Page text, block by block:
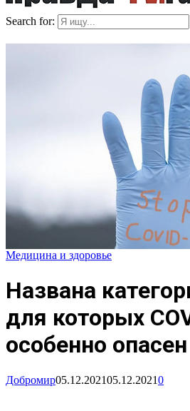
Search for:
Медицина и здоровье
Названа
для которых
особенно опасен
Добромир05.12.202105.12.20210